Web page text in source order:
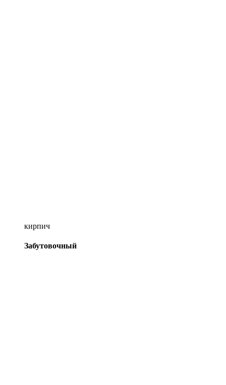
кирпич
Забутовочный